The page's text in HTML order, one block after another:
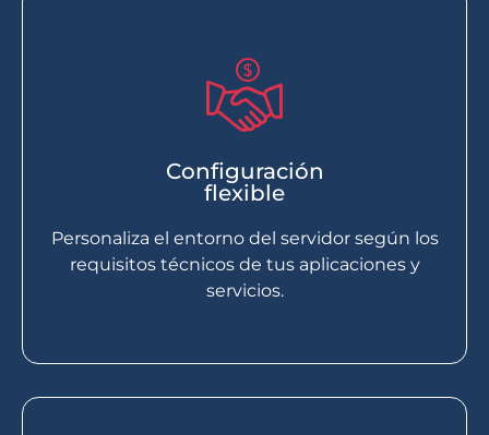
Configuración
flexible
Personaliza el entorno del servidor según los
requisitos técnicos de tus aplicaciones y
servicios.